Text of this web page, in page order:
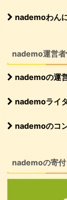
nademoわん
nademo運営者
nademoの運
nademoライ
nademoのコ
nademoの寄